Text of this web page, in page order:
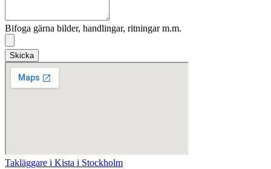
Bifoga gärna bilder, handlingar, ritningar m.m.
Skicka
Takläggare i Kista i Stockholm